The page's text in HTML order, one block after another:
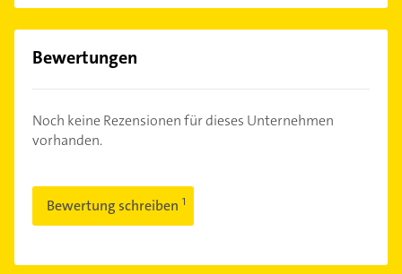
Bewertungen
Noch keine Rezensionen für dieses Unternehmen
vorhanden.
Bewertung schreiben